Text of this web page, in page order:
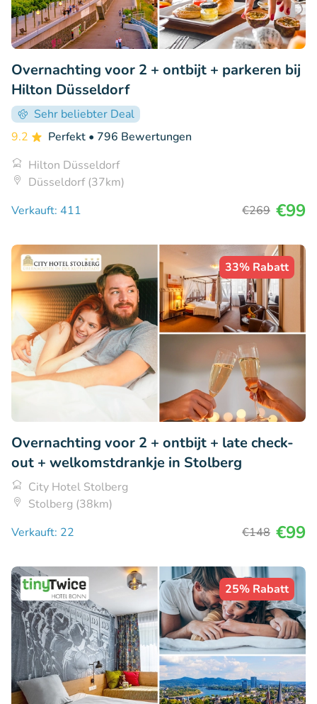
Overnachting voor 2 + ontbijt + parkeren bij
Hilton Düsseldorf
Sehr beliebter Deal
9.2
Perfekt • 796 Bewertungen
Hilton Düsseldorf
Düsseldorf (37km)
Verkauft: 411
€269 €99
33% Rabatt
Overnachting voor 2 + ontbijt + late check-
out + welkomstdrankje in Stolberg
City Hotel Stolberg
Stolberg (38km)
Verkauft: 22
€148 €99
25% Rabatt